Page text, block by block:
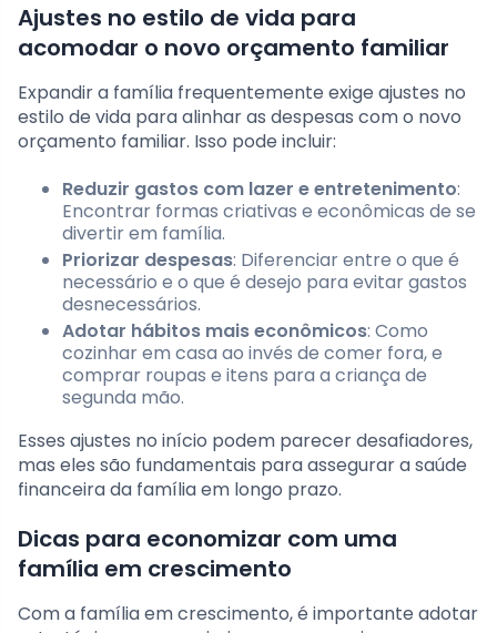
Ajustes no estilo de vida para
acomodar o novo orçamento familiar
Expandir a família frequentemente exige ajustes no
estilo de vida para alinhar as despesas com o novo
orçamento familiar. Isso pode incluir:
Reduzir gastos com lazer e entretenimento:
Encontrar formas criativas e econômicas de se
divertir em família.
Priorizar despesas: Diferenciar entre o que é
necessário e o que é desejo para evitar gastos
desnecessários.
Adotar hábitos mais econômicos: Como
cozinhar em casa ao invés de comer fora, e
comprar roupas e itens para a criança de
segunda mão.
Esses ajustes no início podem parecer desafiadores,
mas eles são fundamentais para assegurar a saúde
financeira da família em longo prazo.
Dicas para economizar com uma
família em crescimento
Com a família em crescimento, é importante adotar